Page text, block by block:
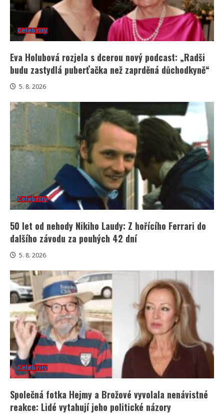
Celebrity
Eva Holubová rozjela s dcerou nový podcast: „Radši
budu zastydlá puberťačka než zaprděná důchodkyně“
5. 8. 2026
Celebrity
50 let od nehody Nikiho Laudy: Z hořícího Ferrari do
dalšího závodu za pouhých 42 dní
5. 8. 2026
Celebrity
Společná fotka Hejmy a Brožové vyvolala nenávistné
reakce: Lidé vytahují jeho politické názory